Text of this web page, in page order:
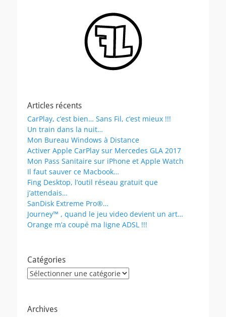
Articles récents
CarPlay, c’est bien… Sans Fil, c’est mieux !!!
Un train dans la nuit…
Mon Bureau Windows à Distance
Activer Apple CarPlay sur Mercedes GLA 2017
Mon Pass Sanitaire sur iPhone et Apple Watch
Il faut sauver ce Macbook…
Fing Desktop, l’outil réseau gratuit que
j’attendais…
SanDisk Extreme Pro®…
Journey™ , quand le jeu video devient un art…
Orange m’a coupé ma ligne ADSL !!!
Catégories
Catégories
Archives